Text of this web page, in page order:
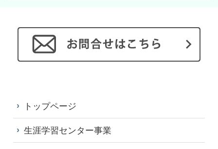
トップページ
生涯学習センター事業